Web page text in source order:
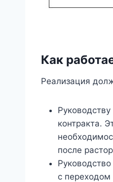
Как
Реализация
контракта.
после
с переходом